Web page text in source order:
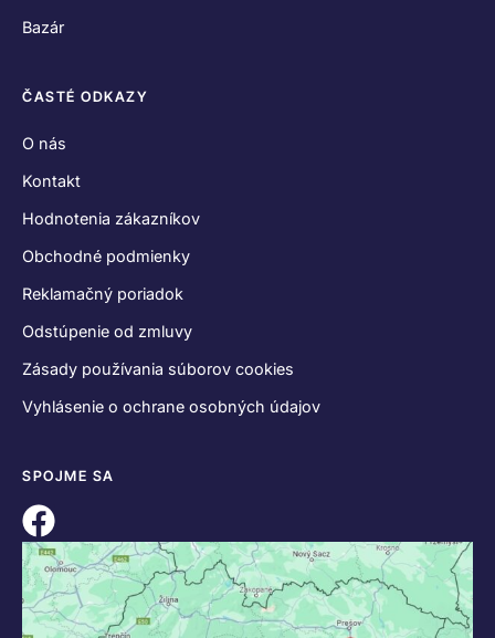
Bazár
ČASTÉ ODKAZY
O nás
Kontakt
Hodnotenia zákazníkov
Obchodné podmienky
Reklamačný poriadok
Odstúpenie od zmluvy
Zásady používania súborov cookies
Vyhlásenie o ochrane osobných údajov
SPOJME SA